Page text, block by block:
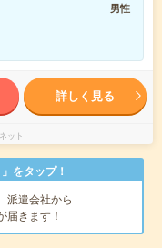
男性
詳しく見る
ット
をタップ！
派遣会社から
届きます！